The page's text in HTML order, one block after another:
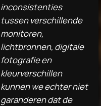
inconsistenties
tussen verschillende
monitoren,
lichtbronnen, digitale
fotografie en
kleurverschillen
kunnen we echter niet
garanderen dat de